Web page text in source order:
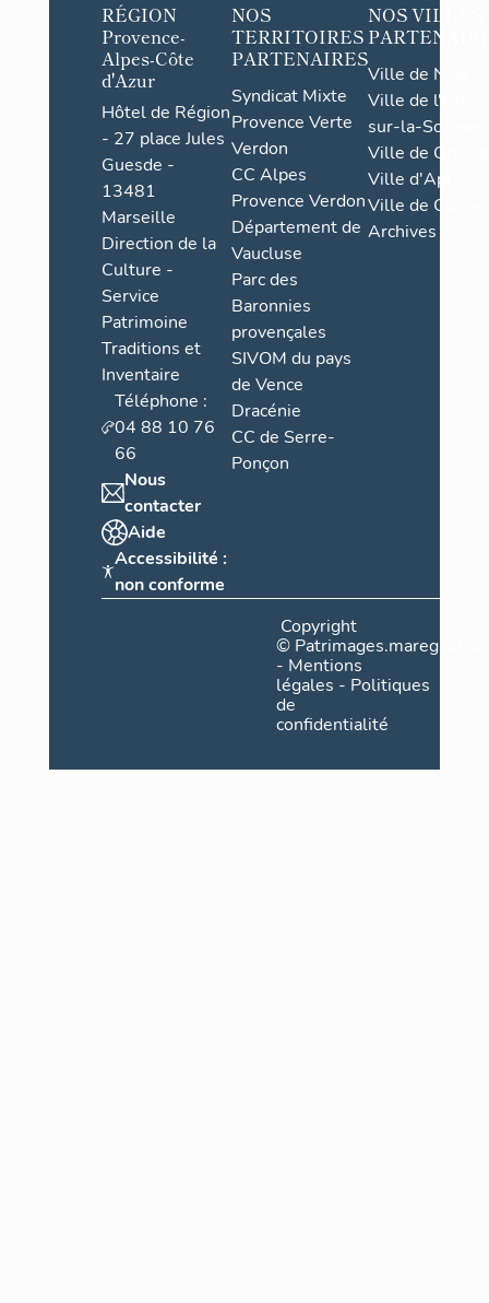
RÉGION
Provence-
Alpes-Côte
d'Azur
Hôtel de Région
- 27 place Jules
Guesde -
13481
Marseille
Direction de la
Culture -
Service
Patrimoine
Traditions et
Inventaire
Téléphone :
04 88 10 76
66
Nous
contacter
Aide
Accessibilité :
non conforme
NOS
TERRITOIRES
PARTENAIRES
Syndicat Mixte
Provence Verte
Verdon
CC Alpes
Provence Verdon
Département de
Vaucluse
Parc des
Baronnies
provençales
SIVOM du pays
de Vence
Dracénie
CC de Serre-
Ponçon
NOS VILLES
Ville de Nice
Ville de l'Isle-
sur-la-Sorgue
Ville de Grasse
Ville d'Apt
Ville de
Archives
Copyright
©
- Mentions
légales - Politiques
de
confidentialité